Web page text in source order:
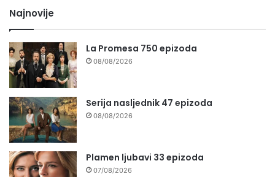
Najnovije
La Promesa 750 epizoda
08/08/2026
Serija nasljednik 47 epizoda
08/08/2026
Plamen ljubavi 33 epizoda
07/08/2026